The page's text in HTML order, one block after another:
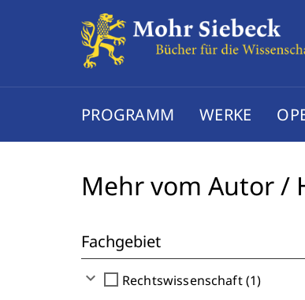
PROGRAMM WERKE
Mehr vom Autor /
Fachgebiet
expand_more check_box_outline_blank Rechtswissenschaft (1)